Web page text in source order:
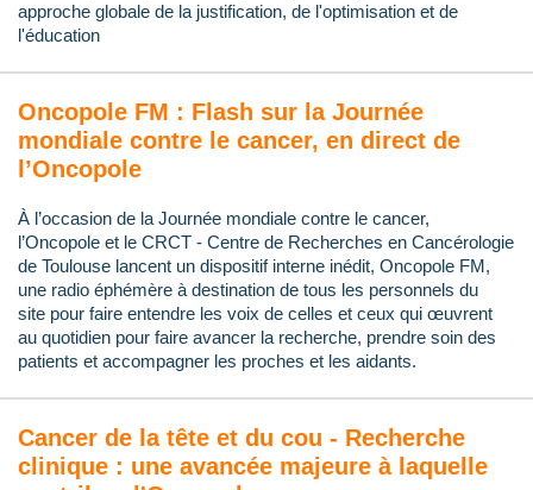
approche globale de la justification, de l'optimisation et de
l'éducation
Oncopole FM : Flash sur la Journée
mondiale contre le cancer, en direct de
l’Oncopole
À l’occasion de la Journée mondiale contre le cancer,
l’Oncopole et le CRCT - Centre de Recherches en Cancérologie
de Toulouse lancent un dispositif interne inédit, Oncopole FM,
une radio éphémère à destination de tous les personnels du
site pour faire entendre les voix de celles et ceux qui œuvrent
au quotidien pour faire avancer la recherche, prendre soin des
patients et accompagner les proches et les aidants.
Cancer de la tête et du cou - Recherche
clinique : une avancée majeure à laquelle